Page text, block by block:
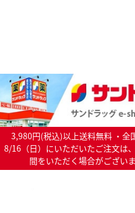
3,980円(税込)以上送料無料 ・
8/16（日）にいただいたご注文は
間をいただく場合がござい